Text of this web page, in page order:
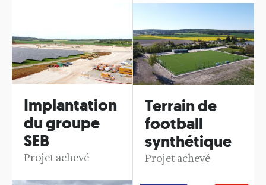
Implantation
du groupe
SEB
Projet achevé
Terrain de
football
synthétique
Projet achevé